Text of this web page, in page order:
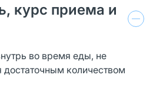
курс приема и
во время еды, не
количеством